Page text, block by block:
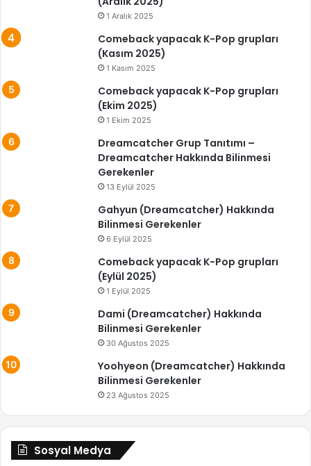
1 Aralık 2025
Comeback yapacak K-Pop grupları
(Kasım 2025)
1 Kasım 2025
Comeback yapacak K-Pop grupları
(Ekim 2025)
1 Ekim 2025
Dreamcatcher Grup Tanıtımı –
Dreamcatcher Hakkında Bilinmesi
Gerekenler
13 Eylül 2025
Gahyun (Dreamcatcher) Hakkında
Bilinmesi Gerekenler
6 Eylül 2025
Comeback yapacak K-Pop grupları
(Eylül 2025)
1 Eylül 2025
Dami (Dreamcatcher) Hakkında
Bilinmesi Gerekenler
30 Ağustos 2025
Yoohyeon (Dreamcatcher) Hakkında
Bilinmesi Gerekenler
23 Ağustos 2025
Sosyal Medya